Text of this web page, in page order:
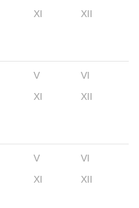
XI XII
V
VI
XI XII
V
VI
XI XII